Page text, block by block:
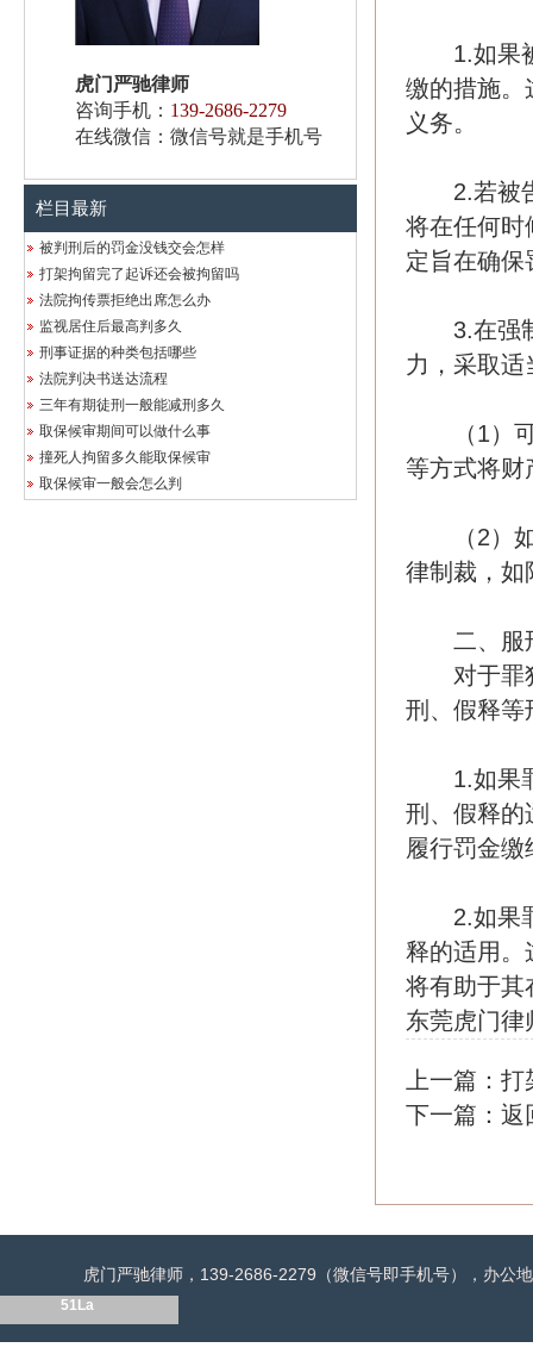
虎门严驰律师
咨询手机： 139-2686-2279
在线微信：微信号就是手机号
栏目最新
被判刑后的罚金没钱交会怎样
打架拘留完了起诉还会被拘留吗
法院拘传票拒绝出席怎么办
监视居住后最高判多久
刑事证据的种类包括哪些
法院判决书送达流程
三年有期徒刑一般能减刑多久
取保候审期间可以做什么事
撞死人拘留多久能取保候审
取保候审一般会怎么判
1.如果被
缴的措施。
义务。
2.若被告
将在任何时
定旨在确保
3.在强制
力，采取适
（1）可
等方式将财
（2）如
律制裁，如
二、服刑
对于罪犯
刑、假释等
1.如果罪
刑、假释的
履行罚金
2.如果罪
释的适用。
将有助于其
东莞虎门律
上一篇： 打
下一篇： 返
虎门严驰律师，139-2686-2279（微信号即手机号），办公
51La